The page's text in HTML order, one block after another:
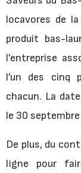
locavores de
produit bas-
l’entreprise
l’un des cinq
chacun. La
le 30
De plus, du
ligne pour